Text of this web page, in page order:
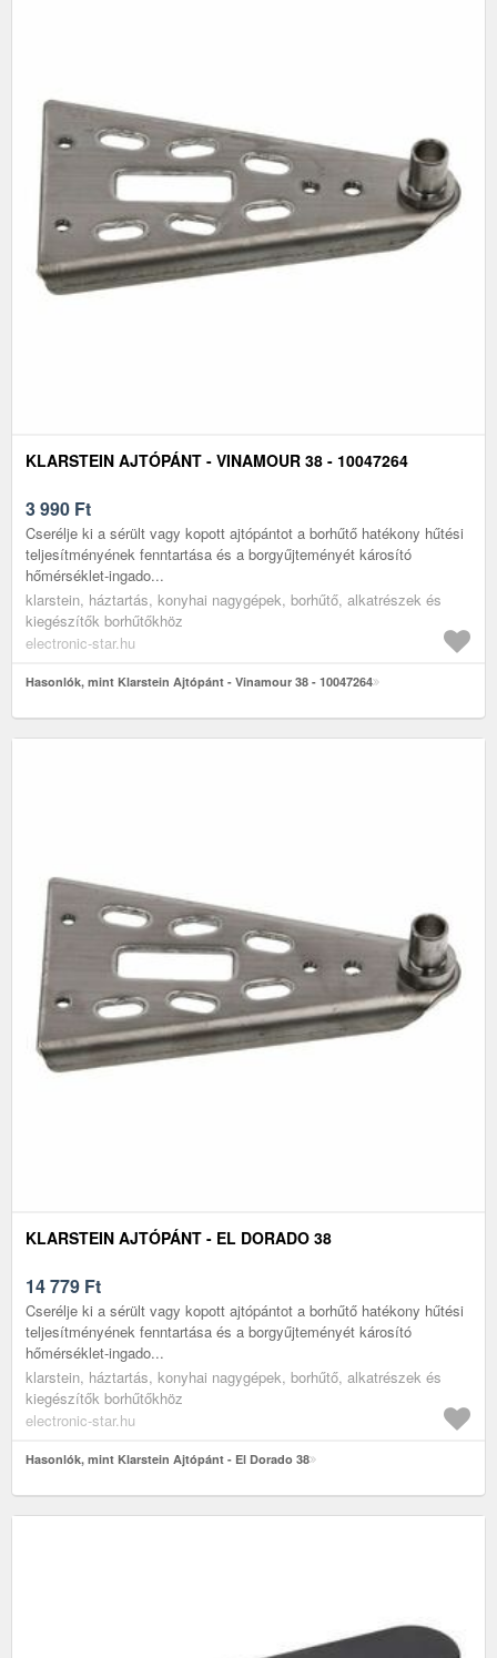
KLARSTEIN AJTÓPÁNT - VINAMOUR 38 - 10047264
3 990 Ft
Cserélje ki a sérült vagy kopott ajtópántot a borhűtő hatékony hűtési
teljesítményének fenntartása és a borgyűjteményét károsító
hőmérséklet-ingado...
klarstein, háztartás, konyhai nagygépek, borhűtő, alkatrészek és
kiegészítők borhűtőkhöz
electronic-star.hu
Hasonlók, mint Klarstein Ajtópánt - Vinamour 38 - 10047264
KLARSTEIN AJTÓPÁNT - EL DORADO 38
14 779 Ft
Cserélje ki a sérült vagy kopott ajtópántot a borhűtő hatékony hűtési
teljesítményének fenntartása és a borgyűjteményét károsító
hőmérséklet-ingado...
klarstein, háztartás, konyhai nagygépek, borhűtő, alkatrészek és
kiegészítők borhűtőkhöz
electronic-star.hu
Hasonlók, mint Klarstein Ajtópánt - El Dorado 38